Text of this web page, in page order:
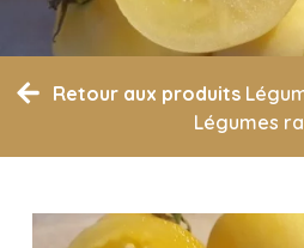
Retour aux produits
Légumes